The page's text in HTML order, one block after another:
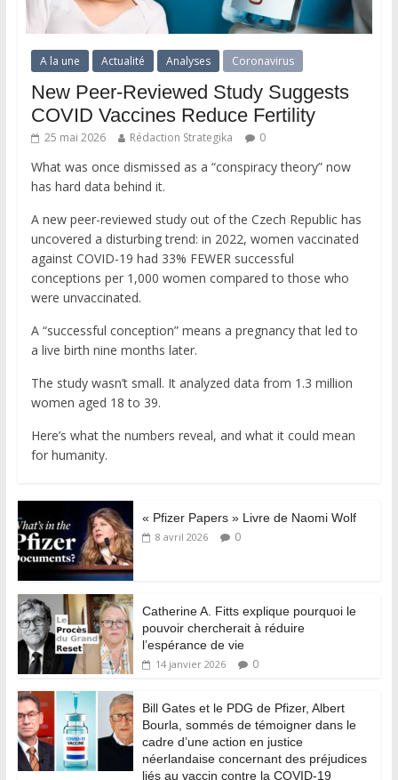
A la une Actualité Analyses Coronavirus
New Peer-Reviewed Study Suggests
COVID Vaccines Reduce Fertility
25 mai 2026 Rédaction Strategika 0
What was once dismissed as a “conspiracy theory” now
has hard data behind it.
A new peer-reviewed study out of the Czech Republic has
uncovered a disturbing trend: in 2022, women vaccinated
against COVID-19 had 33% FEWER successful
conceptions per 1,000 women compared to those who
were unvaccinated.
A “successful conception” means a pregnancy that led to
a live birth nine months later.
The study wasn’t small. It analyzed data from 1.3 million
women aged 18 to 39.
Here’s what the numbers reveal, and what it could mean
for humanity.
« Pfizer Papers » Livre de Naomi Wolf
8 avril 2026 0
Catherine A. Fitts explique pourquoi le
pouvoir chercherait à réduire
l’espérance de vie
14 janvier 2026 0
Bill Gates et le PDG de Pfizer, Albert
Bourla, sommés de témoigner dans le
cadre d’une action en justice
néerlandaise concernant des préjudices
liés au vaccin contre la COVID-19